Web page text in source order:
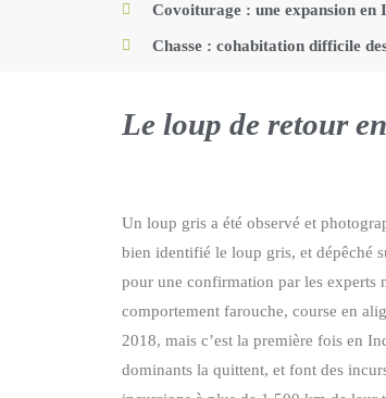
Covoiturage : une expansion en
Chasse : cohabitation difficile
Le loup de retour
Un loup gris a été observé et
bien identifié le loup gris, et dépêché
pour une confirmation par les experts
comportement farouche, course en
2018, mais c’est la première fois en
dominants la quittent, et font des